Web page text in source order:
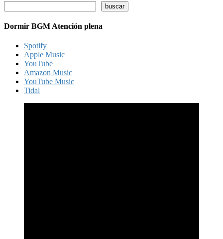
buscar
Dormir BGM Atención plena
Spotify
Apple Music
YouTube
Amazon Music
YouTube Music
Tidal